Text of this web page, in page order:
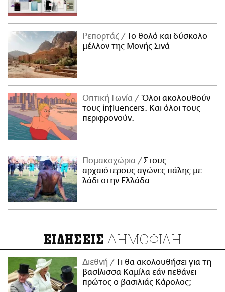
Ρεπορτάζ
Το θολό και δύσκολο
μέλλον της Μονής Σινά
Οπτική Γωνία
Όλοι ακολουθούν
τους influencers. Και όλοι τους
περιφρονούν.
Πομακοχώρια
Στους
αρχαιότερους αγώνες πάλης με
λάδι στην Ελλάδα
ΕΙΔΗΣΕΙΣ ΔΗΜΟΦΙΛΗ
Διεθνή
Τι θα ακολουθήσει για τη
βασίλισσα Καμίλα εάν πεθάνει
πρώτος ο βασιλιάς Κάρολος;